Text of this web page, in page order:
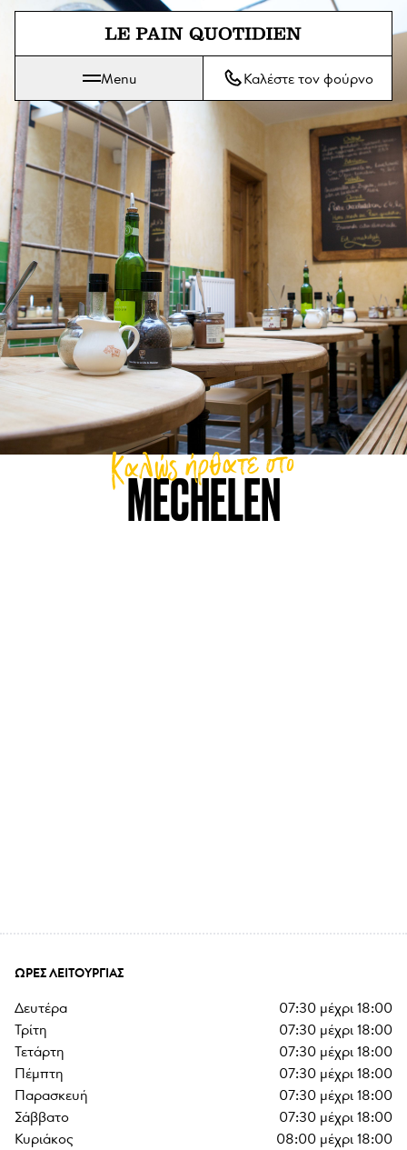
Μετάβαση απευθείας στο κύριο
Το Le Pain Quotidien σημαίνει Το Καθημερινό Ψωμί
Menu Καλέστε τον φούρνο
MECHELEN
Καλώς ήρθατε στο
ΏΡΕΣ ΛΕΙΤΟΥΡΓΊΑΣ
δευτέρα 07:30 μέχρι18:00
τρίτη
07:30 μέχρι18:00
τετάρτη
07:30 μέχρι18:00
πέμπτη
07:30 μέχρι18:00
παρασκευή
07:30 μέχρι18:00
σάββατο
07:30 μέχρι18:00
κυριάκος
08:00 μέχρι18:00